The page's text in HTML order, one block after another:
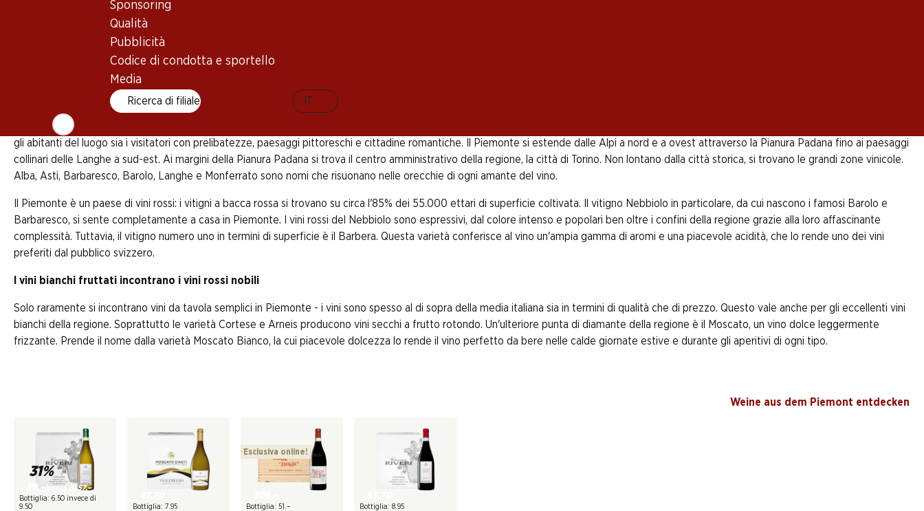
Sponsoring
Qualità
Pubblicità
Codice di condotta e sportello
Media
Ricerca di filiale
Tartufi, vermouth e vino rosso - in Piemonte il piacere è da secoli una priorità. Oltre alle innumerevoli specialità regionali, anche la viticoltura ha una lunga
tradizione. I viticoltori piemontesi oggi producono vini eccezionali di altissima qualità, difficilmente reperibili altrove in Italia. Incomparabile è anche
l’effervescente fiore all’occhiello della regione: il Moscato.
La regione più grande del continente italiano, il Piemonte, si trova nelle immediate vicinanze della Svizzera. La regione è difficile da superare in fatto di varietà enologico-culinarie e delizia sia
gli abitanti del luogo sia i visitatori con prelibatezze, paesaggi pittoreschi e cittadine romantiche. Il Piemonte si estende dalle Alpi a nord e a ovest attraverso la Pianura Padana fino ai paesaggi
collinari delle Langhe a sud-est. Ai margini della Pianura Padana si trova il centro amministrativo della regione, la città di Torino. Non lontano dalla città storica, si trovano le grandi zone vinicole.
Alba, Asti, Barbaresco, Barolo, Langhe e Monferrato sono nomi che risuonano nelle orecchie di ogni amante del vino.
Il Piemonte è un paese di vini rossi: i vitigni a bacca rossa si trovano su circa l'85% dei 55.000 ettari di superficie coltivata. Il vitigno Nebbiolo in particolare, da cui nascono i famosi Barolo e
Barbaresco, si sente completamente a casa in Piemonte. I vini rossi del Nebbiolo sono espressivi, dal colore intenso e popolari ben oltre i confini della regione grazie alla loro affascinante
complessità. Tuttavia, il vitigno numero uno in termini di superficie è il Barbera. Questa varietà conferisce al vino un'ampia gamma di aromi e una piacevole acidità, che lo rende uno dei vini
preferiti dal pubblico svizzero.
I vini bianchi fruttati incontrano i vini rossi nobili
Solo raramente si incontrano vini da tavola semplici in Piemonte - i vini sono spesso al di sopra della media italiana sia in termini di qualità che di prezzo. Questo vale anche per gli eccellenti vini
bianchi della regione. Soprattutto le varietà Cortese e Arneis producono vini secchi a frutto rotondo. Un'ulteriore punta di diamante della regione è il Moscato, un vino dolce leggermente
frizzante. Prende il nome dalla varietà Moscato Bianco, la cui piacevole dolcezza lo rende il vino perfetto da bere nelle calde giornate estive e durante gli aperitivi di ogni tipo.
Weine aus dem Piemont entdecken
31%
39.–
invece di 57.–
Bottiglia: 6.50 invece di
9.50
Bottiglia: 7.95
Esclusiva online!
Bottiglia: 51.– Bottiglia: 8.95